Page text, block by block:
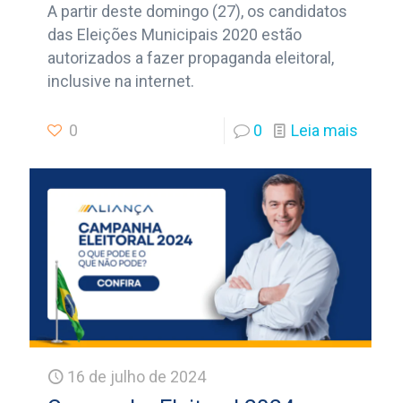
A partir deste domingo (27), os candidatos
das Eleições Municipais 2020 estão
autorizados a fazer propaganda eleitoral,
inclusive na internet.
0 0 Leia mais
16 de julho de 2024